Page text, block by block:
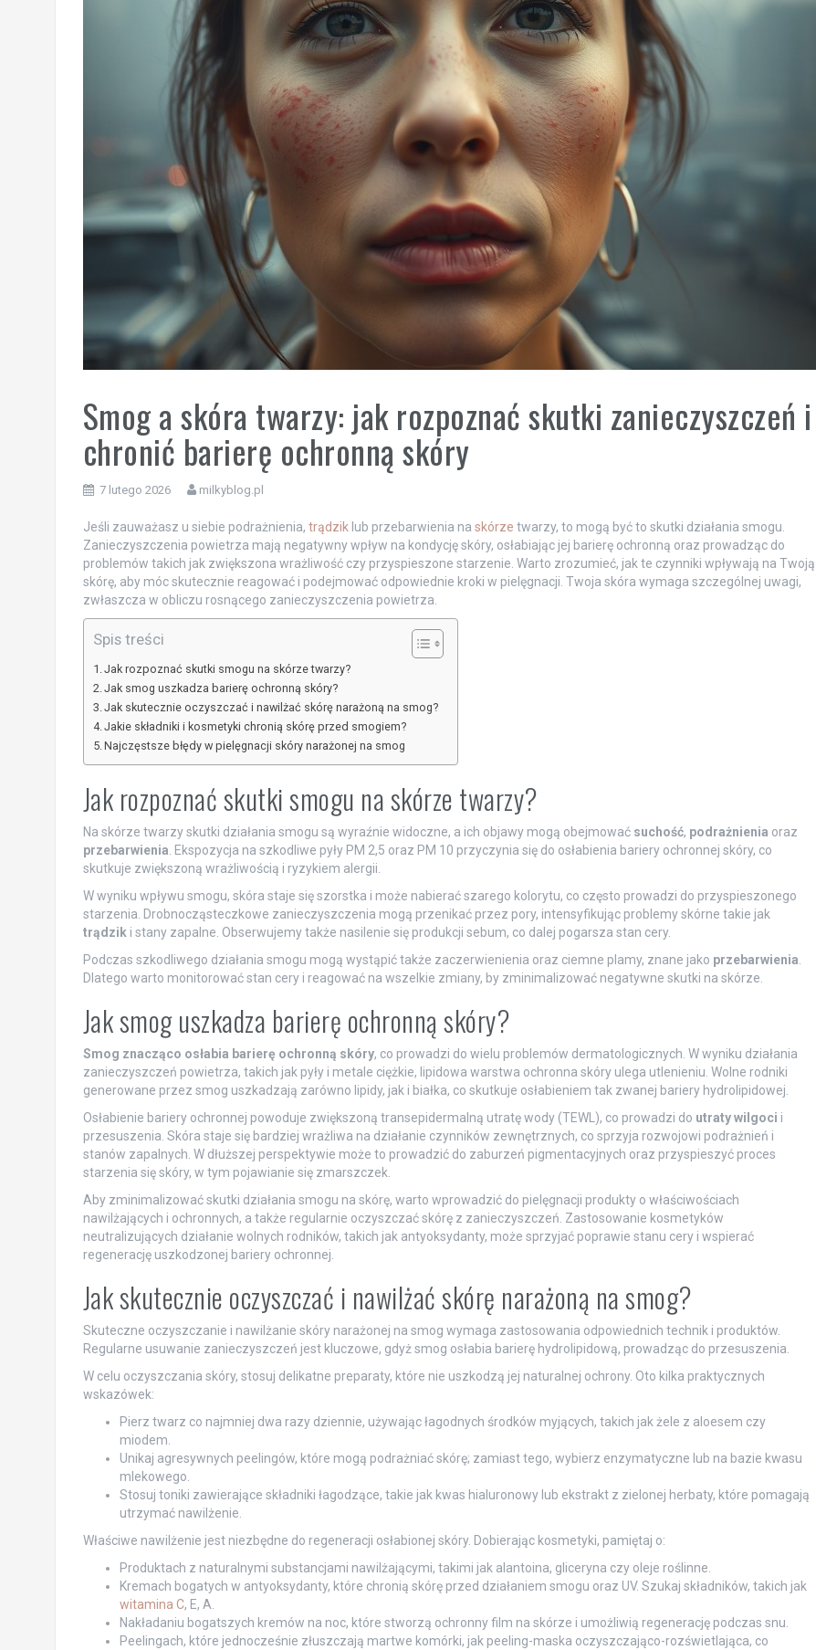
Smog a skóra twarzy: jak rozpoznać skutki zanieczyszczeń i
chronić barierę ochronną skóry
7 lutego 2026 milkyblog.pl
Jeśli zauważasz u siebie podrażnienia, trądziklub przebarwienia na skórze twarzy, to mogą być to skutki działania smogu.
Zanieczyszczenia powietrza mają negatywny wpływ na kondycję skóry, osłabiając jej barierę ochronną oraz prowadząc do
problemów takich jak zwiększona wrażliwość czy przyspieszone starzenie. Warto zrozumieć, jak te czynniki wpływają na Twoją
skórę, aby móc skutecznie reagować i podejmować odpowiednie kroki w pielęgnacji. Twoja skóra wymaga szczególnej uwagi,
zwłaszcza w obliczu rosnącego zanieczyszczenia powietrza.
Spis treści
Jak rozpoznać skutki smogu na skórze twarzy?
Jak smog uszkadza barierę ochronną skóry?
Jak skutecznie oczyszczać i nawilżać skórę narażoną na smog?
Jakie składniki i kosmetyki chronią skórę przed smogiem?
Najczęstsze błędy w pielęgnacji skóry narażonej na smog
Jak rozpoznać skutki smogu na skórze twarzy?
Na skórze twarzy skutki działania smogu są wyraźnie widoczne, a ich objawy mogą obejmować suchość, podrażnienia oraz
przebarwienia. Ekspozycja na szkodliwe pyły PM 2,5 oraz PM 10 przyczynia się do osłabienia bariery ochronnej skóry, co
skutkuje zwiększoną wrażliwością i ryzykiem alergii.
W wyniku wpływu smogu, skóra staje się szorstka i może nabierać szarego kolorytu, co często prowadzi do przyspieszonego
starzenia. Drobnocząsteczkowe zanieczyszczenia mogą przenikać przez pory, intensyfikując problemy skórne takie jak
trądziki stany zapalne. Obserwujemy także nasilenie się produkcji sebum, co dalej pogarsza stan cery.
Podczas szkodliwego działania smogu mogą wystąpić także zaczerwienienia oraz ciemne plamy, znane jako przebarwienia.
Dlatego warto monitorować stan cery i reagować na wszelkie zmiany, by zminimalizować negatywne skutki na skórze.
Jak smog uszkadza barierę ochronną skóry?
Smog znacząco osłabia barierę ochronną skóry, co prowadzi do wielu problemów dermatologicznych. W wyniku działania
zanieczyszczeń powietrza, takich jak pyły i metale ciężkie, lipidowa warstwa ochronna skóry ulega utlenieniu. Wolne rodniki
generowane przez smog uszkadzają zarówno lipidy, jak i białka, co skutkuje osłabieniem tak zwanej bariery hydrolipidowej.
Osłabienie bariery ochronnej powoduje zwiększoną transepidermalną utratę wody (TEWL), co prowadzi do utraty wilgoci i
przesuszenia. Skóra staje się bardziej wrażliwa na działanie czynników zewnętrznych, co sprzyja rozwojowi podrażnień i
stanów zapalnych. W dłuższej perspektywie może to prowadzić do zaburzeń pigmentacyjnych oraz przyspieszyć proces
starzenia się skóry, w tym pojawianie się zmarszczek.
Aby zminimalizować skutki działania smogu na skórę, warto wprowadzić do pielęgnacji produkty o właściwościach
nawilżających i ochronnych, a także regularnie oczyszczać skórę z zanieczyszczeń. Zastosowanie kosmetyków
neutralizujących działanie wolnych rodników, takich jak antyoksydanty, może sprzyjać poprawie stanu cery i wspierać
regenerację uszkodzonej bariery ochronnej.
Jak skutecznie oczyszczać i nawilżać skórę narażoną na smog?
Skuteczne oczyszczanie i nawilżanie skóry narażonej na smog wymaga zastosowania odpowiednich technik i produktów.
Regularne usuwanie zanieczyszczeń jest kluczowe, gdyż smog osłabia barierę hydrolipidową, prowadząc do przesuszenia.
W celu oczyszczania skóry, stosuj delikatne preparaty, które nie uszkodzą jej naturalnej ochrony. Oto kilka praktycznych
wskazówek:
Pierz twarz co najmniej dwa razy dziennie, używając łagodnych środków myjących, takich jak żele z aloesem czy
miodem.
Unikaj agresywnych peelingów, które mogą podrażniać skórę; zamiast tego, wybierz enzymatyczne lub na bazie kwasu
mlekowego.
Stosuj toniki zawierające składniki łagodzące, takie jak kwas hialuronowy lub ekstrakt z zielonej herbaty, które pomagają
utrzymać nawilżenie.
Właściwe nawilżenie jest niezbędne do regeneracji osłabionej skóry. Dobierając kosmetyki, pamiętaj o:
Produktach z naturalnymi substancjami nawilżającymi, takimi jak alantoina, gliceryna czy oleje roślinne.
Kremach bogatych w antyoksydanty, które chronią skórę przed działaniem smogu oraz UV. Szukaj składników, takich jak
witamina C, E, A.
Nakładaniu bogatszych kremów na noc, które stworzą ochronny film na skórze i umożliwią regenerację podczas snu.
Peelingach, które jednocześnie złuszczają martwe komórki, jak peeling-maska oczyszczająco-rozświetlająca, co